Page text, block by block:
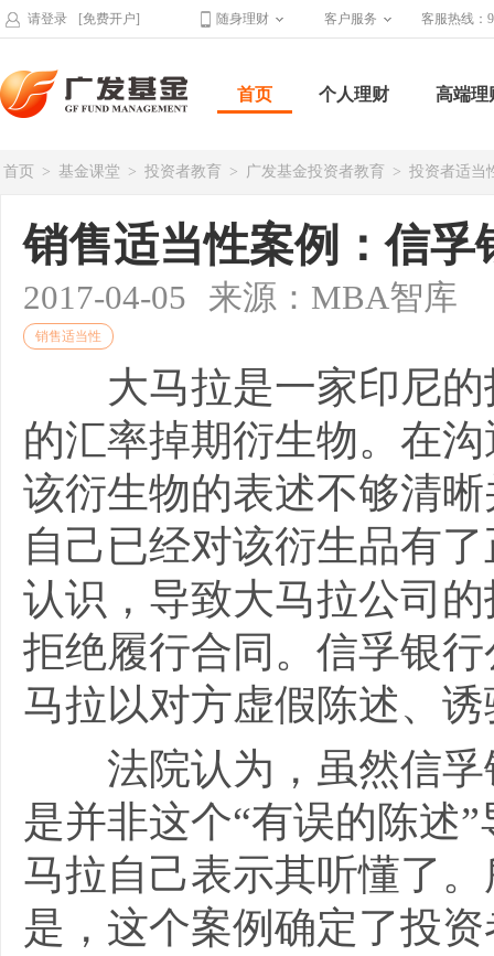
请登录 [免费开户] 随身理财 客户服务 客服热线：
首页 个人理财 高端理
首页 > 基金课堂 > 投资者教育 > 广发基金投资者教育 > 投资者适当
销售适当性案例：信孚
2017-04-05 来源：MBA智库
销售适当性
大马拉是一家印尼的
的汇率掉期衍生物。在
该衍生物的表述不够清
自己已经对该衍生品有
认识，导致大马拉公司
拒绝履行合同。信孚银
马拉以对方虚假陈述、
法院认为，虽然信孚
是并非这个“有误的陈述
马拉自己表示其听懂了
是，这个案例确定了投